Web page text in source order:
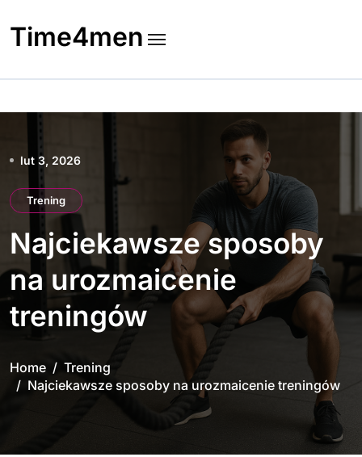
to
content
Time4men
lut 3, 2026
Trening
Najciekawsze sposoby
na urozmaicenie
treningów
Home
Trening
Najciekawsze sposoby na urozmaicenie treningów